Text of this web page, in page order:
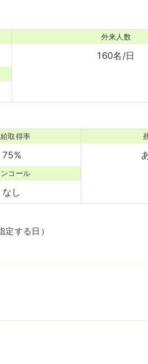
外来人数
160名/日
取得率
75%
コール
なし
する日）